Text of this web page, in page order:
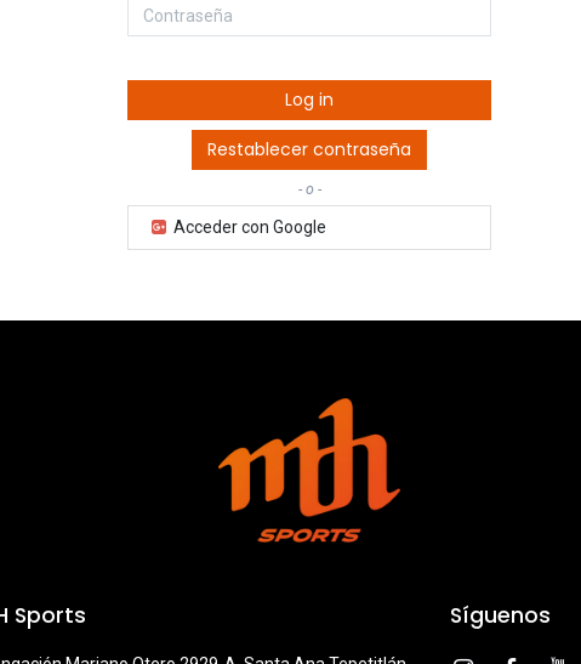
Log in
Restablecer contraseña
- o -
Acceder con Google
Sports Síguenos